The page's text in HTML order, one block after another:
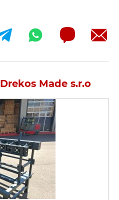
Drekos Made s.r.o